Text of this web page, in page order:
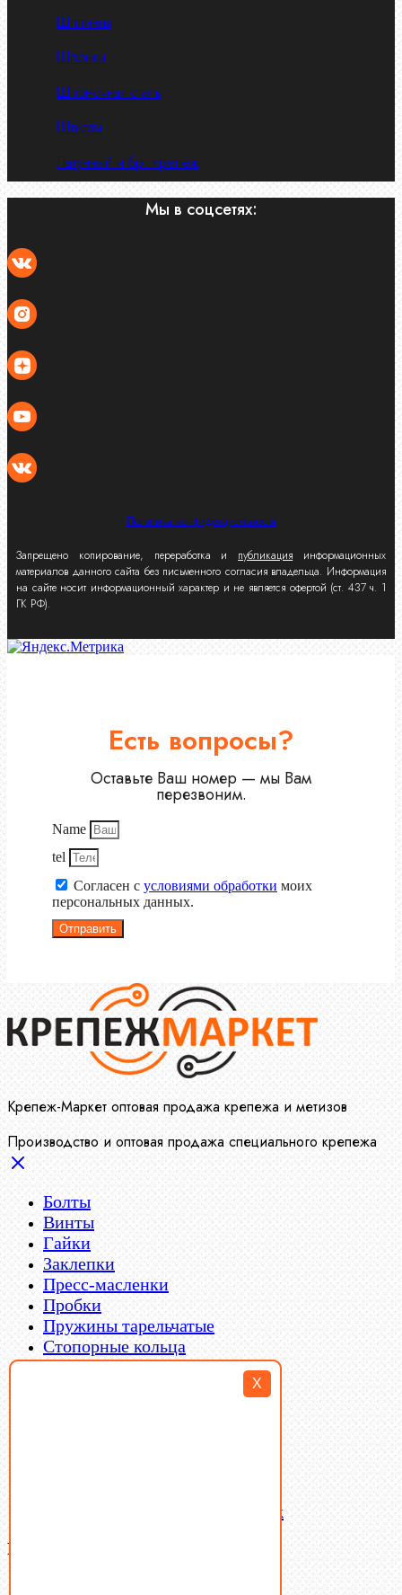
X
Шплинты
Шпонки
Шпоночная сталь
Штифты
Латунный и бр. крепеж
Мы в соцсетях:
Политика конфиденциальности
Запрещено копирование, переработка и публикация информационных
материалов данного сайта без письменного согласия владельца. Информация
на сайте носит информационный характер и не является офертой (ст. 437 ч. 1
ГК РФ).
Есть вопросы?
Оставьте Ваш номер — мы Вам
перезвоним.
Name
tel
Согласен с условиями обработки моих
персональных данных.
Отправить
Крепеж-Маркет оптовая продажа крепежа и метизов
Производство и оптовая продажа специального крепежа
Болты
Винты
Гайки
Заклепки
Пресс-масленки
Пробки
Пружины тарельчатые
Стопорные кольца
Такелаж
Латунный и бронзовый крепеж
Ваша корзина